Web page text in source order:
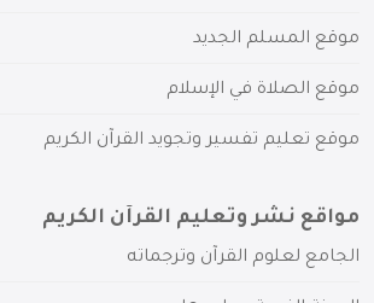
موقع المسلم الجديد
موقع الصلاة في الإسلام
موقع تعليم تفسير وتجويد القرآن الكريم
مواقع نشر وتعليم القرآن الكريم
الجامع لعلوم القرآن وترجماته